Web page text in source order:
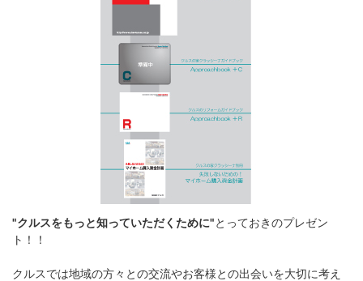
"クルスをもっと知っていただくために"とっておきのプレゼン
ト！！
クルスでは地域の方々との交流やお客様との出会いを大切に考え